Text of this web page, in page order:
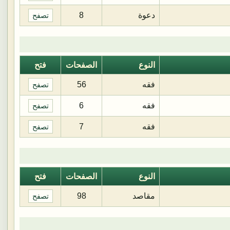
دعوة 8 تصفح
النوع الصفحات فتح
فقه 56 تصفح
فقه 6 تصفح
فقه 7 تصفح
النوع الصفحات فتح
مقاصد 98 تصفح